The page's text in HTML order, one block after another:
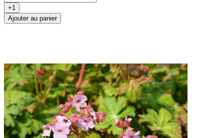
+1
Ajouter au panier